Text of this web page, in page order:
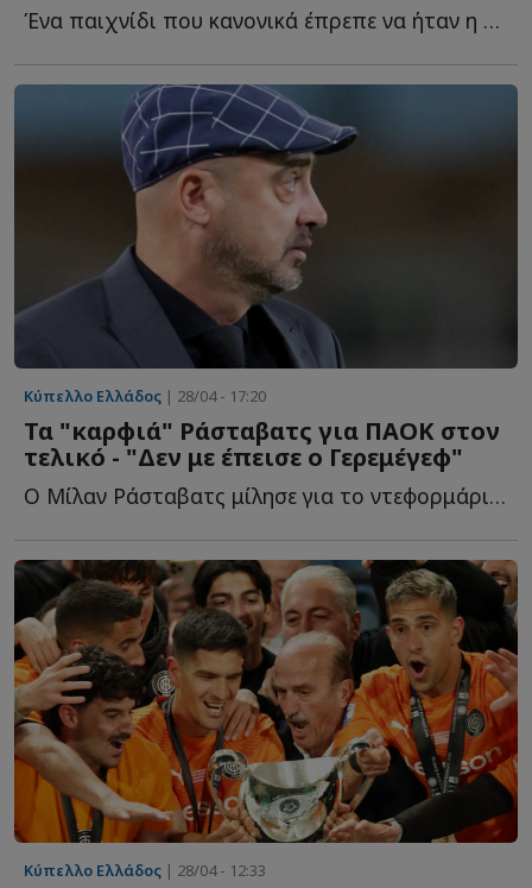
Ένα παιχνίδι που κανονικά έπρεπε να ήταν η γιορτή του π...
Κύπελλο Ελλάδος | 28/04 - 17:20
Τα "καρφιά" Ράσταβατς για ΠΑΟΚ στον
τελικό - "Δεν με έπεισε ο Γερεμέγεφ"
Ο Μίλαν Ράσταβατς μίλησε για το ντεφορμάρισμα του ΠΑΟΚ, τ...
Κύπελλο Ελλάδος | 28/04 - 12:33